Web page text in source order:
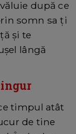
după ce
somn sa ți
și te
lângă
timpul atât
de tine